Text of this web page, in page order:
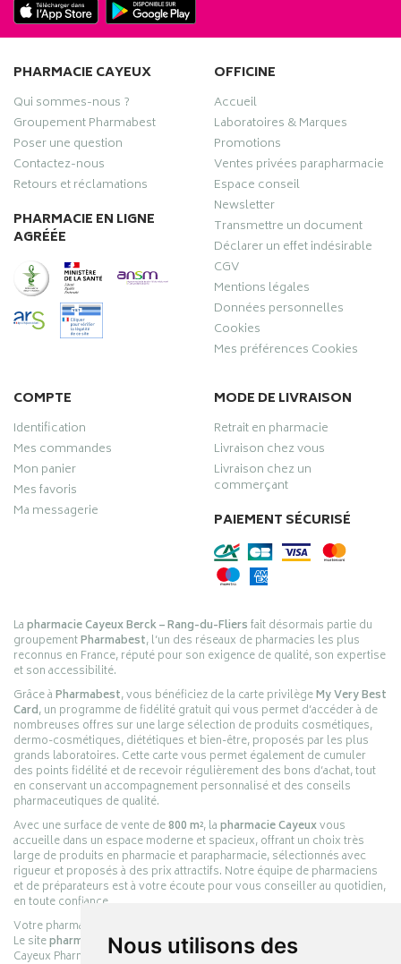
Nous utilisons des
PHARMACIE CAYEUX
Qui sommes-nous ?
Groupement Pharmabest
Poser une question
Contactez-nous
Retours et réclamations
PHARMACIE EN LIGNE
AGRÉÉE
OFFICINE
Accueil
Laboratoires & Marques
Promotions
Ventes privées parapharmacie
Espace conseil
Newsletter
Transmettre un document
Déclarer un effet indésirable
CGV
Mentions légales
Données personnelles
Cookies
Mes préférences Cookies
COMPTE
Identification
Mes commandes
Mon panier
Mes favoris
Ma messagerie
MODE DE LIVRAISON
Retrait en pharmacie
Livraison chez vous
Livraison chez un
commerçant
PAIEMENT SÉCURISÉ
Lapharmacie Cayeux Berck – Rang-du-Fliersfait désormais partie du
groupementPharmabest, l’un des réseaux de pharmacies les plus
reconnus en France, réputé pour son exigence de qualité, son expertise
et son accessibilité.
Grâce àPharmabest, vous bénéficiez de la carte privilègeMy Very Best
Card, un programme de fidélité gratuit qui vous permet d’accéder à de
nombreuses offres sur une large sélection de produits cosmétiques,
dermo-cosmétiques, diététiques et bien-être, proposés par les plus
grands laboratoires. Cette carte vous permet également de cumuler
des points fidélité et de recevoir régulièrement des bons d’achat, tout
en conservant un accompagnement personnalisé et des conseils
pharmaceutiques de qualité.
Avec une surface de vente de800 m², lapharmacie Cayeuxvous
accueille dans un espace moderne et spacieux, offrant un choix très
large de produits en pharmacie et parapharmacie, sélectionnés avec
rigueur et proposés à des prix attractifs. Notre équipe de pharmaciens
et de préparateurs est à votre écoute pour vous conseiller au quotidien,
en toute confiance.
Votre pharmacie en ligne :
Le sitepharmacie-cayeux.frest le prolongement digital de la pharmacie
Cayeux Pharmabest Berck-sur-Mer – Rang-du-Fliers.